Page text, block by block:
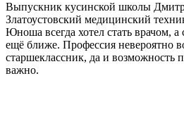
Выпускник кусинской школы
Златоустовский медицинский
Юноша всегда хотел стать врачом, а
ещё ближе. Профессия невероятно
старшеклассник, да и возможность
важно.